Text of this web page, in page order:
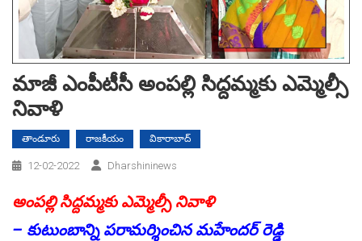
మాజీ ఎంపీటీసీ అంప‌ల్లి సిద్ద‌మ్మ‌కు ఎమ్మెల్సీ
నివాళి
తాండూరు రాజకీయం వికారాబాద్
12-02-2022 Dharshininews
అంప‌ల్లి సిద్ద‌మ్మ‌కు ఎమ్మెల్సీ నివాళి
– కుటుంబాన్ని ప‌రామ‌ర్శించిన మ‌హేంద‌ర్ రెడ్డి